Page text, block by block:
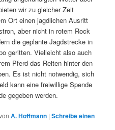
wir zu gleicher Zeit
Ort einen jagdlichen Ausritt
aber nicht in rotem Rock
die geplante Jagdstrecke in
geritten. Vielleicht also auch
Pferd das Reiten hinter den
Es ist nicht notwendig, sich
kann eine freiwillige Spende
gegeben werden.
A. Hoffmann |Schreibe einen